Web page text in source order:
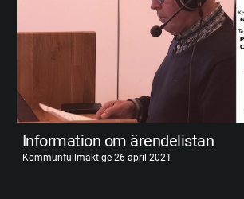
Information om ärendelistan
Kommunfullmäktige 26 april 2021